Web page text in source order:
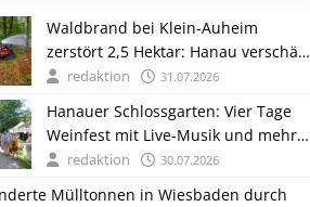
Waldbrand bei Klein-Auheim
zerstört 2,5 Hektar: Hanau verschärft
Feuerverbote und Kontrollen
redaktion 31.07.2026
Hanauer Schlossgarten: Vier Tage
Weinfest mit Live-Musik und mehr
als 70 Kunsthandwerkern
redaktion 30.07.2026
Mülltonnen in Wiesbaden durch